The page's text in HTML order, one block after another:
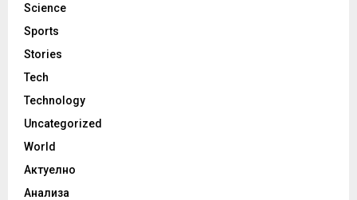
Science
Sports
Stories
Tech
Technology
Uncategorized
World
Актуелно
Анализа